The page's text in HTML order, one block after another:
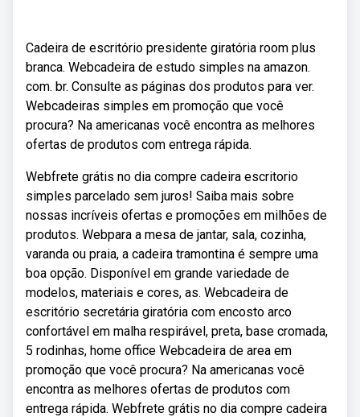
Cadeira de escritório presidente giratória room plus
branca. Webcadeira de estudo simples na amazon.
com. br. Consulte as páginas dos produtos para ver.
Webcadeiras simples em promoção que você
procura? Na americanas você encontra as melhores
ofertas de produtos com entrega rápida.
Webfrete grátis no dia compre cadeira escritorio
simples parcelado sem juros! Saiba mais sobre
nossas incríveis ofertas e promoções em milhões de
produtos. Webpara a mesa de jantar, sala, cozinha,
varanda ou praia, a cadeira tramontina é sempre uma
boa opção. Disponível em grande variedade de
modelos, materiais e cores, as. Webcadeira de
escritório secretária giratória com encosto arco
confortável em malha respirável, preta, base cromada,
5 rodinhas, home office Webcadeira de area em
promoção que você procura? Na americanas você
encontra as melhores ofertas de produtos com
entrega rápida. Webfrete grátis no dia compre cadeira